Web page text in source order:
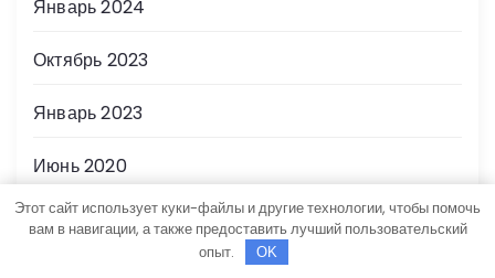
Январь 2024
Октябрь 2023
Январь 2023
Июнь 2020
Май 2020
Этот сайт использует куки-файлы и другие технологии, чтобы помочь
вам в навигации, а также предоставить лучший пользовательский
опыт.
OK